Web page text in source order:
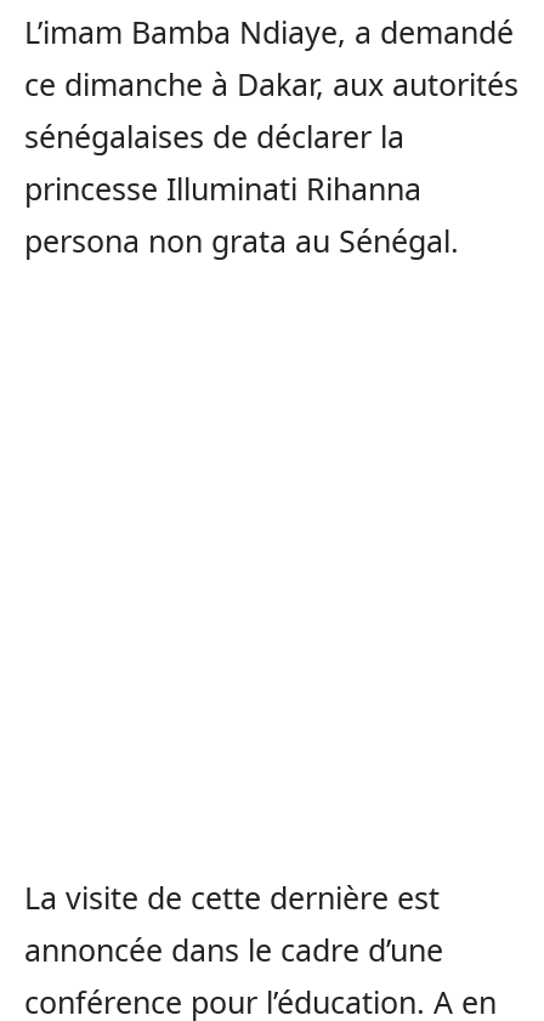
L’imam Bamba Ndiaye, a demandé
ce dimanche à Dakar, aux autorités
sénégalaises de déclarer la
princesse Illuminati Rihanna
persona non grata au Sénégal.
La visite de cette dernière est
annoncée dans le cadre d’une
conférence pour l’éducation. A en